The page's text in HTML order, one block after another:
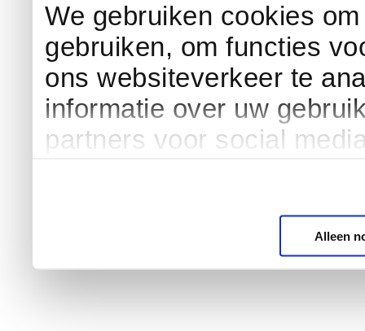
We gebruiken cookies
gebruiken, om functies
ons websiteverkeer te
informatie over uw
partners voor social
Alleen